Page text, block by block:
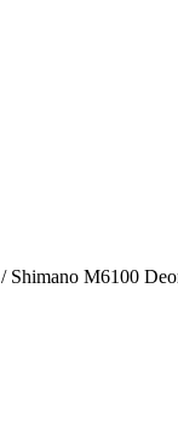
/ Shimano M6100